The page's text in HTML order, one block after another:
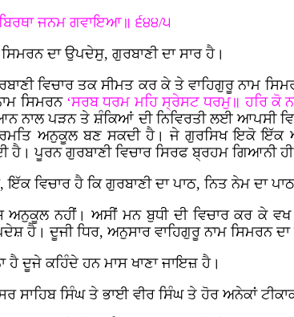
ਜਨਮ ਗਵਾਇਆ॥ ੬੪੪/੫
ਦਾ ਉਪਦੇਸੁ, ਗੁਰਬਾਣੀ ਦਾ ਸਾਰ ਹੈ।
ਵਿਚਾਰ ਤਕ ਸੀਮਤ ਕਰ ਕੇ ਤੇ ਵਾਹਿਗੁਰੂ ਨਾਮ
ਸਿਮਰਨ ‘ਸਰਬ ਧਰਮ ਮਹਿ ਸ੍ਰੇਸਟ ਧਰਮੁ॥ ਹਰਿ ਕੋ
ਨਾਲ ਪੜਨ ਤੇ ਸ਼ੰਕਿਆਂ ਦੀ ਨਿਵਿਰਤੀ ਲਈ ਆਪਸੀ
ਅਨੁਕੂਲ ਬਣ ਸਕਦੀ ਹੈ। ਜੇ ਗੁਰਸਿਖ ਇਕੋ ਇੱਕ
ਪੂਰਨ ਗੁਰਬਾਣੀ ਵਿਚਾਰ ਸਿਰਫ ਬ੍ਰਹਮ ਗਿਆਨੀ
ਇੱਕ ਵਿਚਾਰ ਹੈ ਕਿ ਗੁਰਬਾਣੀ ਦਾ ਪਾਠ, ਨਿਤ ਨੇਮ ਦਾ
ਅਨੁਕੂਲ ਨਹੀਂ। ਅਸੀਂ ਮਨ ਬੁਧੀ ਦੀ ਵਿਚਾਰ ਕਰ ਕੇ
ਹੈ। ਦੂਜੀ ਧਿਰ, ਅਨੁਸਾਰ ਵਾਹਿਗੁਰੂ ਨਾਮ ਸਿਮਰਨ
ਹੈ ਦੂਜੇ ਕਹਿੰਦੇ ਹਨ ਮਾਸ ਖਾਣਾ ਜਾਇਜ਼ ਹੈ।
ਸਾਹਿਬ ਸਿੰਘ ਤੇ ਭਾਈ ਵੀਰ ਸਿੰਘ ਤੇ ਹੋਰ ਅਨੇਕਾਂ